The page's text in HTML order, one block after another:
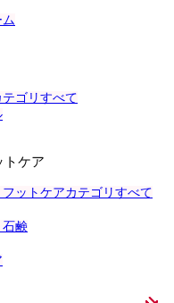
ゴリすべて
トケア
ットケアカテゴリすべて
鹸